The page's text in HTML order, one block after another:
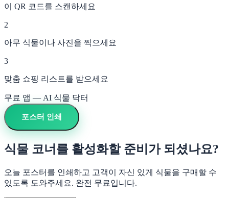
이 QR 코드를 스캔하세요
2
아무 식물이나 사진을 찍으세요
3
맞춤 쇼핑 리스트를 받으세요
무료 앱 — AI 식물 닥터
포스터 인쇄
식물 코너를 활성화할 준비가 되셨나요?
오늘 포스터를 인쇄하고 고객이 자신 있게 식물을 구매할 수
있도록 도와주세요. 완전 무료입니다.